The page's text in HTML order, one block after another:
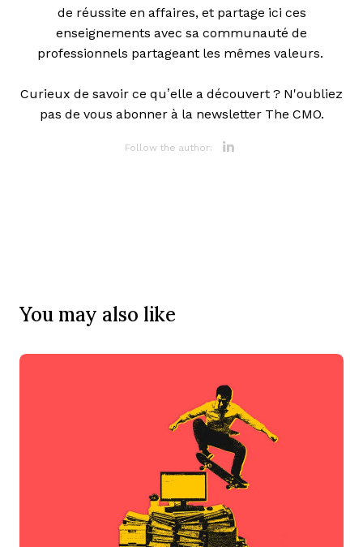
de réussite en affaires, et partage ici ces
enseignements avec sa communauté de
professionnels partageant les mêmes valeurs.
Curieux de savoir ce qu’elle a découvert ? N'oubliez
pas de vous abonner à la newsletter The CMO.
Follow the author:
You may also like